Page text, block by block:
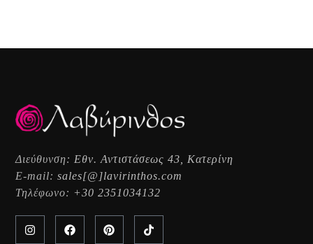
Διεύθυνση: Εθν. Αντιστάσεως 43, Κατερίνη
E-mail:sales[@]lavirinthos.com
Τηλέφωνο: +30 2351034132